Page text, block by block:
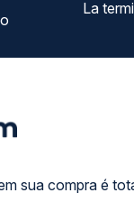
sua compra é